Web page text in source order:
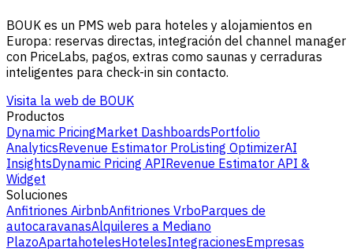
BOUK es un PMS web para hoteles y alojamientos en
Europa: reservas directas, integración del channel manager
con PriceLabs, pagos, extras como saunas y cerraduras
inteligentes para check-in sin contacto.
Visita la web de BOUK
Productos
Dynamic PricingMarket DashboardsPortfolio
AnalyticsRevenue Estimator ProListing OptimizerAI
InsightsDynamic Pricing APIRevenue Estimator API &
Widget
Soluciones
Anfitriones AirbnbAnfitriones VrboParques de
autocaravanasAlquileres a Mediano
PlazoApartahotelesHotelesIntegracionesEmpresas